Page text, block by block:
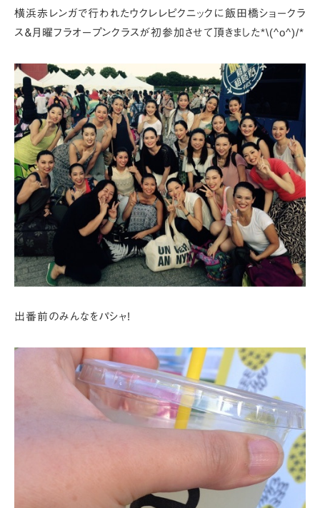
横浜赤レンガで行われたウクレレピクニックに飯田橋ショークラ
ス＆月曜フラオープンクラスが初参加させて頂きました*\(^o^)/*
出番前のみんなをパシャ!